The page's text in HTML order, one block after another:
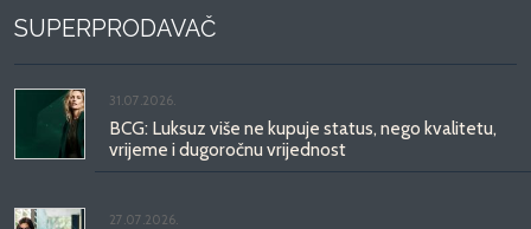
SUPERPRODAVAČ
31.07.2026.
BCG: Luksuz više ne kupuje status, nego kvalitetu,
vrijeme i dugoročnu vrijednost
27.07.2026.